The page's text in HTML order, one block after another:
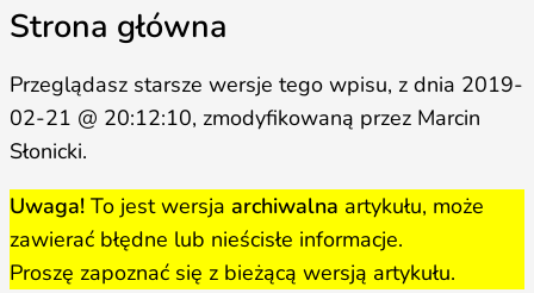
Strona główna
Przeglądasz starsze wersje tego wpisu, z dnia 2019-
02-21 @ 20:12:10, zmodyfikowaną przez Marcin
Słonicki.
Uwaga! To jest wersja archiwalna artykułu, może
zawierać błędne lub nieścisłe informacje.
Proszę zapoznać się z bieżącą wersją artykułu.